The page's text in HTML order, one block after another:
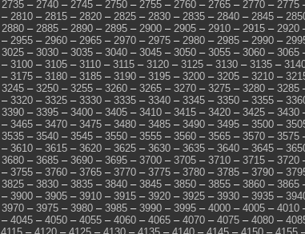
2735 – 2740 – 2745 – 2750 – 2755 – 2760 – 2765 – 2770 – 2775
– 2810 – 2815 – 2820 – 2825 – 2830 – 2835 – 2840 – 2845 –
2880 – 2885 – 2890 – 2895 – 2900 – 2905 – 2910 – 2915 – 2920
– 2955 – 2960 – 2965 – 2970 – 2975 – 2980 – 2985 – 2990 –
3025 – 3030 – 3035 – 3040 – 3045 – 3050 – 3055 – 3060 – 3065
– 3100 – 3105 – 3110 – 3115 – 3120 – 3125 – 3130 – 3135 –
– 3175 – 3180 – 3185 – 3190 – 3195 – 3200 – 3205 – 3210 –
3245 – 3250 – 3255 – 3260 – 3265 – 3270 – 3275 – 3280 – 3285
– 3320 – 3325 – 3330 – 3335 – 3340 – 3345 – 3350 – 3355 –
3390 – 3395 – 3400 – 3405 – 3410 – 3415 – 3420 – 3425 – 3430
– 3465 – 3470 – 3475 – 3480 – 3485 – 3490 – 3495 – 3500 –
3535 – 3540 – 3545 – 3550 – 3555 – 3560 – 3565 – 3570 – 3575
– 3610 – 3615 – 3620 – 3625 – 3630 – 3635 – 3640 – 3645 –
3680 – 3685 – 3690 – 3695 – 3700 – 3705 – 3710 – 3715 – 3720
– 3755 – 3760 – 3765 – 3770 – 3775 – 3780 – 3785 – 3790 –
3825 – 3830 – 3835 – 3840 – 3845 – 3850 – 3855 – 3860 – 3865
– 3900 – 3905 – 3910 – 3915 – 3920 – 3925 – 3930 – 3935 –
3970 – 3975 – 3980 – 3985 – 3990 – 3995 – 4000 – 4005 – 4010
– 4045 – 4050 – 4055 – 4060 – 4065 – 4070 – 4075 – 4080 –